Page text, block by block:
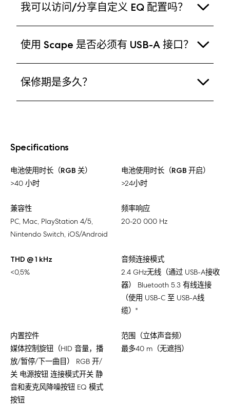
支持蓝牙的设备：Mac、Nintendo Switch及
iOS/Android移动设备
连接多台设备。此外，借助内置的连接模式切换功
能，可轻松在2.4GHz无线与蓝牙连接之间自由切
换。
我可以访问/分享自定义 EQ 配置吗？
您，即可通过Adjust Pro输入该代码使用对应配置。
您也可在Adjust Pro中创建专属EQ配置，系统将自动
生成分享代码供他人使用。
使用 Scape 是否必须有 USB-A 接口？
行配置，则必须使用2.4GHz无线适配器或有线连接
（二者均需设备具备USB-A接口）。用户可自行搭配
保修期是多久？
务：https://support.fractal-design.com
Specifications
电池使用时长（RGB 关）
>40 小时
电池使用时长（RGB 开启）
>24小时
兼容性
PC, Mac, PlayStation 4/5,
Nintendo Switch, iOS/Android
频率响应
20-20 000 Hz
THD @ 1 kHz
<0,5%
音频连接模式
2.4 GHz无线（通过 USB-A接收
器） Bluetooth 5.3 有线连接
（使用 USB-C 至 USB-A线
缆）"
内置控件
媒体控制旋钮（HID 音量，播
放/暂停/下一曲目） RGB 开/
关 电源按钮 连接模式开关 静
音和麦克风降噪按钮 EQ 模式
按钮
范围（立体声音频）
最多40 m（无遮挡）